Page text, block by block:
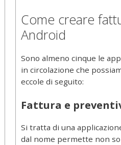
Come creare
Android
Sono almeno cinque le
in circolazione che
eccole di seguito:
Fattura e
Si tratta di una
dal nome permette non